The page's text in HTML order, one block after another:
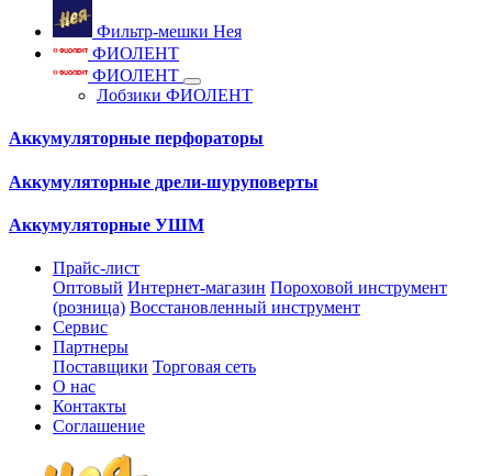
Фильтр-мешки Нея
ФИОЛЕНТ
ФИОЛЕНТ
Лобзики ФИОЛЕНТ
Аккумуляторные перфораторы
Аккумуляторные дрели-шуруповерты
Аккумуляторные УШМ
Прайс-лист
Оптовый Интернет-магазин Пороховой инструмент
(розница) Восстановленный инструмент
Сервис
Партнеры
Поставщики Торговая сеть
О нас
Контакты
Соглашение